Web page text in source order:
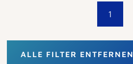
1
ALLE FILTER ENTFERNEN